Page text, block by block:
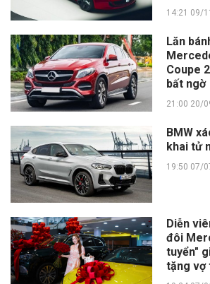
14:21 09/
Lăn
Coupe
bất ngờ
21:00 20/
BMW
khai tử
19:50 07/
Diễn
đôi
tuyển"
tặng vợ